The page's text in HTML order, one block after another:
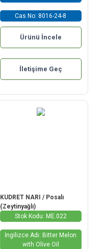
Cas No: 8016-24-8
Ürünü İncele
İletişime Geç
KUDRET NARI / Posalı
(Zeytinyağlı)
Stok Kodu: ME.022
İngilizce Adı: Bitter Melon
with Olive Oil